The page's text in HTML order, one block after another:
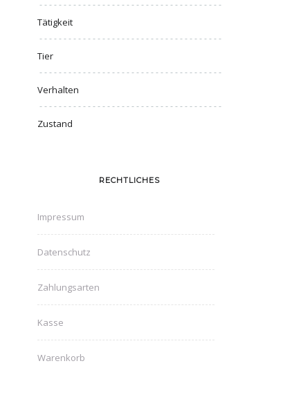
Tätigkeit
Tier
Verhalten
Zustand
RECHTLICHES
Impressum
Datenschutz
Zahlungsarten
Kasse
Warenkorb